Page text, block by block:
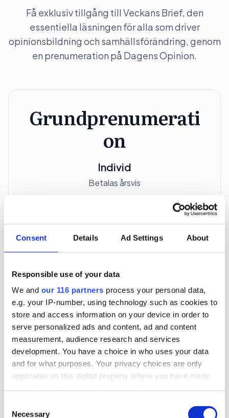
Consent Details Ad Settings About
Responsible use of your data
We and our 116 partners process your personal data,
e.g. your IP-number, using technology such as cookies to
store and access information on your device in order to
serve personalized ads and content, ad and content
measurement, audience research and services
development. You have a choice in who uses your data
and for what purposes. Your privacy choices are only
applicable on this digital property where you have made
the Privacy trigger icon.
Selection
Necessary
Få exklusiv tillgång till Veckans Brief, den
essentiella läsningen för alla som driver
opinionsbildning och samhällsförändring, genom
en prenumeration på Dagens Opinion.
Grundprenumerati
on
Individ
Betalas årsvis
För en mottagare
*Moms (6 %) ingår i alla priser.
Företagspaket